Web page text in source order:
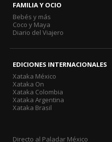
FAMILIA Y OCIO
Bebés y más
Coco y Maya
Diario del Viajero
EDICIONES INTERNACIONALES
Xataka México
Xataka On
Xataka Colombia
Xataka Argentina
Xataka Brasil
Directo al Paladar México